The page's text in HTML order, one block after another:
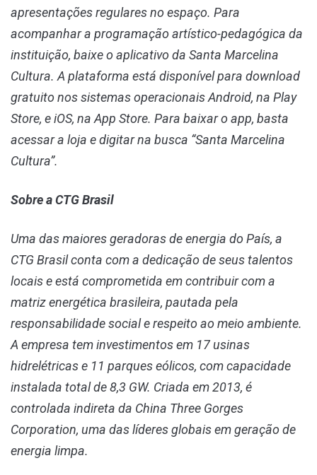
apresentações regulares no espaço. Para
acompanhar a programação artístico-pedagógica da
instituição, baixe o aplicativo da Santa Marcelina
Cultura. A plataforma está disponível para download
gratuito nos sistemas operacionais Android, na Play
Store, e iOS, na App Store. Para baixar o app, basta
acessar a loja e digitar na busca “Santa Marcelina
Cultura”.
Sobre a CTG Brasil
Uma das maiores geradoras de energia do País, a
CTG Brasil conta com a dedicação de seus talentos
locais e está comprometida em contribuir com a
matriz energética brasileira, pautada pela
responsabilidade social e respeito ao meio ambiente.
A empresa tem investimentos em 17 usinas
hidrelétricas e 11 parques eólicos, com capacidade
instalada total de 8,3 GW. Criada em 2013, é
controlada indireta da China Three Gorges
Corporation, uma das líderes globais em geração de
energia limpa.